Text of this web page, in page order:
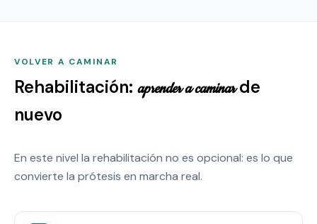
VOLVER A CAMINAR
Rehabilitación: aprender a caminarde
nuevo
En este nivel la rehabilitación no es opcional: es lo que
convierte la prótesis en marcha real.